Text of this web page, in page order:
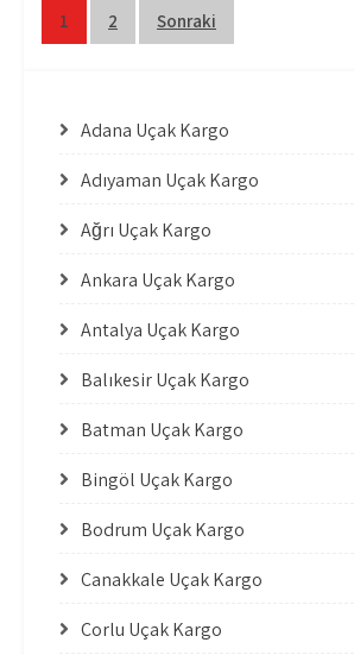
Yazı
1 2 Sonraki
Adana Uçak Kargo
Adıyaman Uçak Kargo
Ağrı Uçak Kargo
Ankara Uçak Kargo
Antalya Uçak Kargo
Balıkesir Uçak Kargo
Batman Uçak Kargo
Bingöl Uçak Kargo
Bodrum Uçak Kargo
Çanakkale Uçak Kargo
Çorlu Uçak Kargo